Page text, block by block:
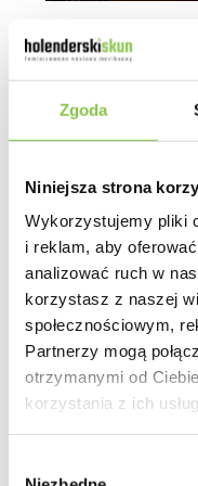
Zgoda
Niniejsza strona
Wykorzystujemy pliki
i reklam, aby
analizować ruch w
korzystasz z naszej
społecznościowym,
Partnerzy mogą
otrzymanymi od
korzystania z ich
Auto BigBud
Holenderski Skun
25.00 zł
59.00 zł
79.00 zł
139.00 zł
309.00 zł
579.00 zł